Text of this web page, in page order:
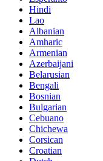
Hindi
Lao
Albanian
Amharic
Armenian
Azerbaijani
Belarusian
Bengali
Bosnian
Bulgarian
Cebuano
Chichewa
Corsican
Croatian